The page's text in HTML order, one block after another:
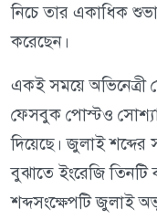
নিচে তার একাধিক
করেছেন।
একই সময়ে
ফেসবুক পোস্টও
দিয়েছে। জুলাই শব্দের
বুঝাতে ইংরেজি
শব্দসংক্ষেপটি জুলাই